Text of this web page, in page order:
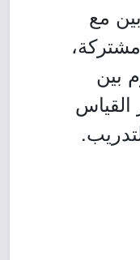
مع
بين
القياس